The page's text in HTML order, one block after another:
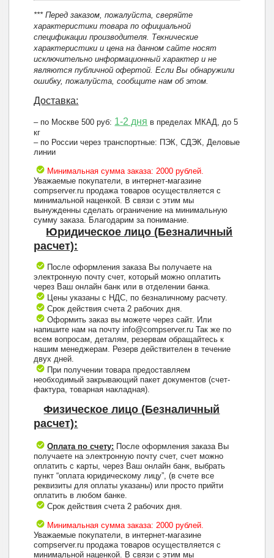
*** Перед заказом, пожалуйста, сверяйте
характеристики товара по официальной
спецификации производителя. Технические
характеристики и цена на данном сайте носят
исключительно информационный характер и не
являются публичной офертой. Если Вы обнаружили
ошибку, пожалуйста, сообщите нам об этом.
Доставка:
– по Москве 500 руб: 1-2 дня в пределах МКАД, до 5
кг
– по России через транспортные: ПЭК, СДЭК, Деловые
линии
Минимальная сумма заказа: 2000 рублей.
Уважаемые покупатели, в интернет-магазине
compserver.ru продажа товаров осуществляется с
минимальной наценкой. В связи с этим мы
вынужденны сделать ограничение на минимальную
сумму заказа. Благодарим за понимание.
Юридическое лицо (Безналичный
расчет):
После оформления заказа Вы получаете на
электронную почту счет, который можно оплатить
через Ваш онлайн банк или в отделении банка.
Цены указаны с НДС, по безналичному расчету.
Срок действия счета 2 рабочих дня.
Оформить заказ вы можете через сайт. Или
напишите нам на почту info@compserver.ru Так же по
всем вопросам, деталям, резервам обращайтесь к
нашим менеджерам. Резерв действителен в течение
двух дней.
При получении товара предоставляем
необходимый закрывающий пакет документов (счет-
фактура, товарная накладная).
Физическое лицо (Безналичный
расчет):
Оплата по счету: После оформления заказа Вы
получаете на электронную почту счет, счет можно
оплатить с карты, через Ваш онлайн банк, выбрать
пункт “оплата юридическому лицу”, (в счете все
реквизиты для оплаты указаны) или просто прийти
оплатить в любом банке.
Срок действия счета 2 рабочих дня.
Минимальная сумма заказа: 2000 рублей.
Уважаемые покупатели, в интернет-магазине
compserver.ru продажа товаров осуществляется с
минимальной наценкой. В связи с этим мы